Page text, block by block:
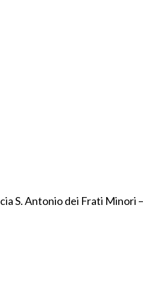
S. Antonio dei Frati Minori